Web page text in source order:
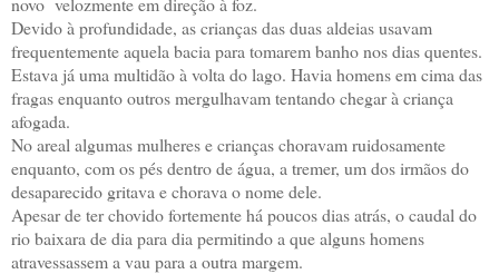
Devido à profundidade, as crianças das duas aldeias usavam
frequentemente aquela bacia para tomarem banho nos dias quentes.
Estava já uma multidão à volta do lago. Havia homens em cima das
fragas enquanto outros mergulhavam tentando chegar à criança
afogada.
No areal algumas mulheres e crianças choravam ruidosamente
enquanto, com os pés dentro de água, a tremer, um dos irmãos do
desaparecido gritava e chorava o nome dele.
Apesar de ter chovido fortemente há poucos dias atrás, o caudal do
rio baixara de dia para dia permitindo a que alguns homens
atravessassem a vau para a outra margem.